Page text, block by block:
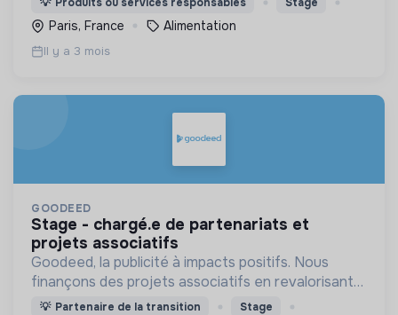
terroir et de l’environnement.
Paris, France Alimentation
Il y a 3 mois
GOODEED
stage - chargé.e de partenariats et
projets associatifs
Goodeed, la publicité à impacts positifs. Nous
finançons des projets associatifs en revalorisant
les budgets médias des annonceurs.
💡 Partenaire de la transition Stage